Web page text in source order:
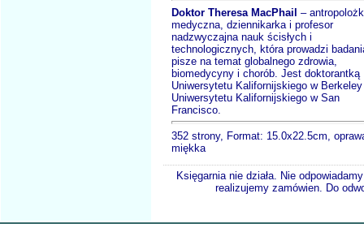
Doktor Theresa MacPhail –
medyczna, dziennikarka i profesor
nadzwyczajna nauk ścisłych i
technologicznych, która prowadzi
pisze na temat globalnego zdrowia,
biomedycyny i chorób. Jest doktorantką
Uniwersytetu Kalifornijskiego w
Uniwersytetu Kalifornijskiego w San
Francisco.
352 strony, Format: 15.0x22.5cm,
miękka
Księgarnia nie działa. Nie
realizujemy zamówien. Do